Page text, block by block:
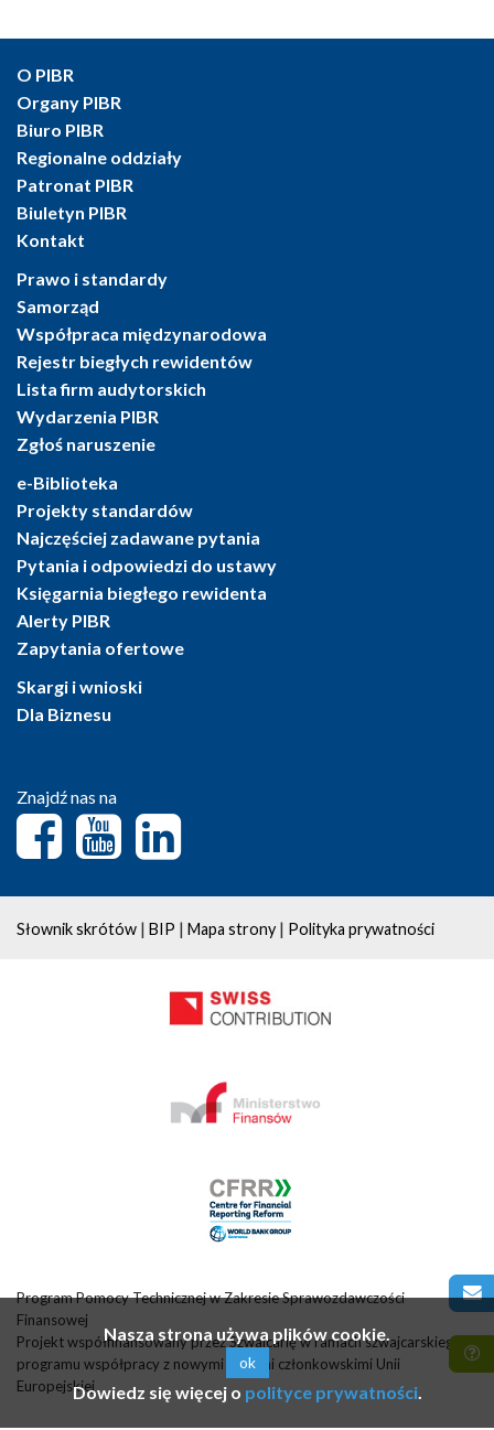
O PIBR
Organy PIBR
Biuro PIBR
Regionalne oddziały
Patronat PIBR
Biuletyn PIBR
Kontakt
Prawo i standardy
Samorząd
Współpraca międzynarodowa
Rejestr biegłych rewidentów
Lista firm audytorskich
Wydarzenia PIBR
Zgłoś naruszenie
e-Biblioteka
Projekty standardów
Najczęściej zadawane pytania
Pytania i odpowiedzi do ustawy
Księgarnia biegłego rewidenta
Alerty PIBR
Zapytania ofertowe
Skargi i wnioski
Dla Biznesu
Znajdź nas na
Słownik skrótów | BIP | Mapa strony | Polityka prywatności
Program Pomocy Technicznej w Zakresie Sprawozdawczości
Finansowej
Projekt współfinansowany przez Szwajcarię w ramach szwajcarskiego
programu współpracy z nowymi krajami członkowskimi Unii
Europejskiej
Nasza strona używa plików cookie.
ok
Dowiedz się więcej o polityce prywatności.